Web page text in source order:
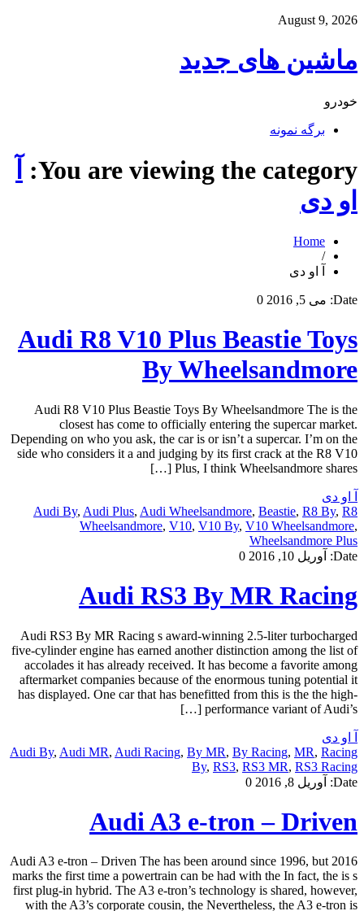
August 9, 2026
ماشین های جدید
خودرو
برگه نمونه
You are viewing the category:
او دی
Home
/
آ او دی
Date: می 5, 2016 0
Audi R8 V10 Plus Beastie Toys
By Wheelsandmore
Audi R8 V10 Plus Beastie Toys By Wheelsandmore The is the
closest has come to officially entering the supercar market.
Depending on who you ask, the car is or isn’t a supercar. I’m on the
side who considers it a and judging by its first crack at the R8 V10
Plus, I think Wheelsandmore shares […]
آ او دی
Audi By, Audi Plus, Audi Wheelsandmore, Beastie, R8 By, R8
Wheelsandmore, V10, V10 By, V10 Wheelsandmore,
Wheelsandmore Plus
Date:
آوریل 10, 2016 0
Audi RS3 By MR Racing
Audi RS3 By MR Racing s award-winning 2.5-liter turbocharged
five-cylinder engine has earned another distinction among the list of
accolades it has already received. It has become a favorite among
aftermarket companies because of the enormous tuning potential it
has displayed. One car that has benefitted from this is the the high-
performance variant of Audi’s […]
آ او دی
Audi By, Audi MR, Audi Racing, By MR, By Racing, MR, Racing
By, RS3, RS3 MR, RS3 Racing
Date:
آوریل 8, 2016 0
Audi A3 e-tron – Driven
Audi A3 e-tron – Driven The has been around since 1996, but 2016
marks the first time a powertrain can be had with the In fact, the is s
first plug-in hybrid. The A3 e-tron’s technology is shared, however,
with the A3’s corporate cousin, the Nevertheless, the A3 e-tron is